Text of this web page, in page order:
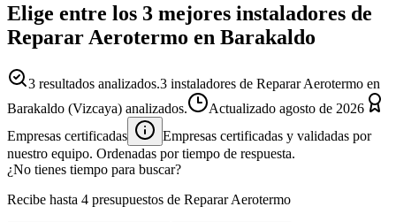
Elige entre los 3 mejores instaladores de
Reparar Aerotermo en Barakaldo
3 resultados analizados.3 instaladores de Reparar Aerotermo en
Barakaldo (Vizcaya) analizados.
Actualizado agosto de 2026
Empresas certificadas
Empresas certificadas y validadas por
nuestro equipo. Ordenadas por tiempo de respuesta.
¿No tienes tiempo para buscar?
Recibe hasta 4 presupuestos de Reparar Aerotermo